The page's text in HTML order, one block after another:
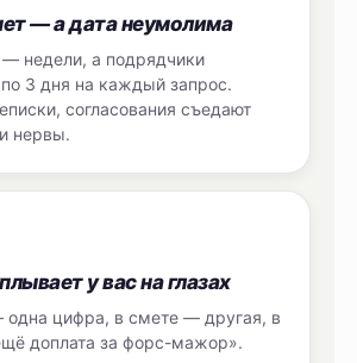
— а дата неумолима
недели, а подрядчики
3 дня на каждый запрос.
согласования съедают
нервы.
у вас на глазах
одна цифра, в смете — другая, в
доплата за форс-мажор».